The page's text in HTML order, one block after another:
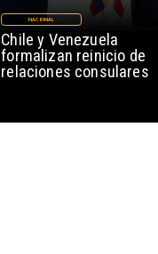
Chile y Venezuela
formalizan reinicio de
relaciones consulares
NACIONAL